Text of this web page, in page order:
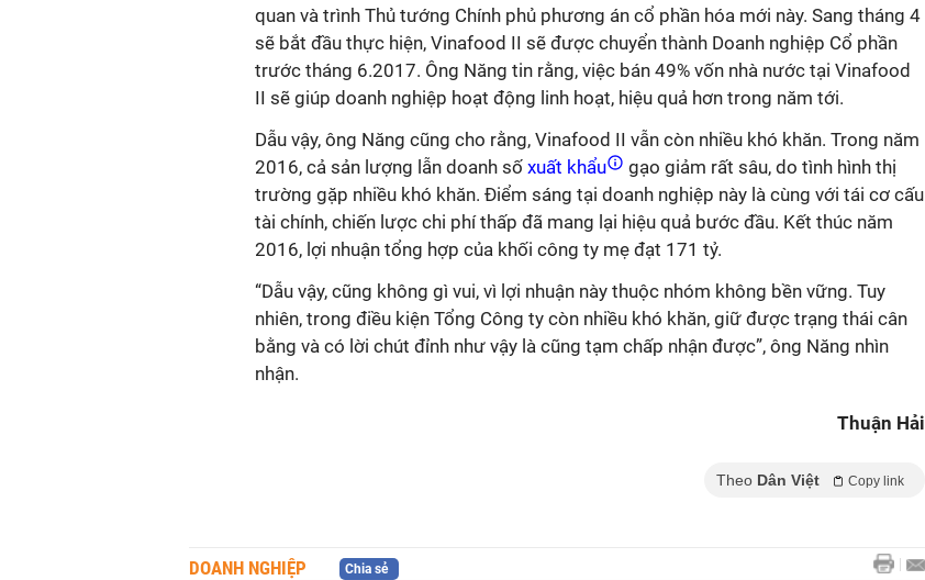
quan và trình Thủ tướng Chính phủ phương án cổ phần hóa mới này. Sang tháng 4
sẽ bắt đầu thực hiện, Vinafood II sẽ được chuyển thành Doanh nghiệp Cổ phần
trước tháng 6.2017. Ông Năng tin rằng, việc bán 49% vốn nhà nước tại Vinafood
II sẽ giúp doanh nghiệp hoạt động linh hoạt, hiệu quả hơn trong năm tới.
Dẫu vậy, ông Năng cũng cho rằng, Vinafood II vẫn còn nhiều khó khăn. Trong năm
2016, cả sản lượng lẫn doanh số xuất khẩu
gạo giảm rất sâu, do tình hình thị
trường gặp nhiều khó khăn. Điểm sáng tại doanh nghiệp này là cùng với tái cơ cấu
tài chính, chiến lược chi phí thấp đã mang lại hiệu quả bước đầu. Kết thúc năm
2016, lợi nhuận tổng hợp của khối công ty mẹ đạt 171 tỷ.
“Dẫu vậy, cũng không gì vui, vì lợi nhuận này thuộc nhóm không bền vững. Tuy
nhiên, trong điều kiện Tổng Công ty còn nhiều khó khăn, giữ được trạng thái cân
bằng và có lời chút đỉnh như vậy là cũng tạm chấp nhận được”, ông Năng nhìn
nhận.
Thuận Hải
Theo Dân Việt Copy link
DOANH NGHIỆP Chia sẻ